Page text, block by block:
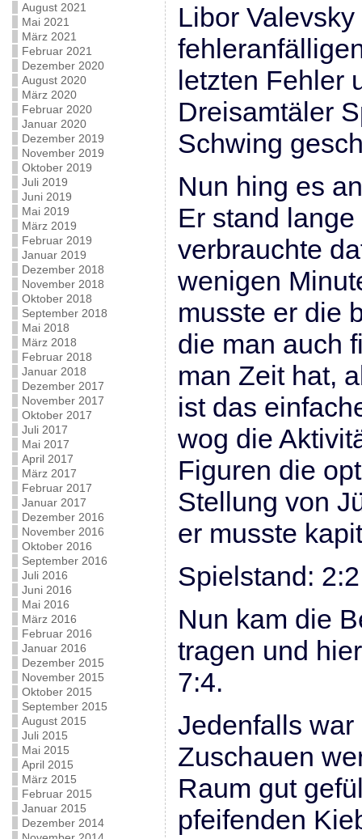
August 2021
Mai 2021
März 2021
Februar 2021
Dezember 2020
August 2020
März 2020
Februar 2020
Januar 2020
Dezember 2019
November 2019
Oktober 2019
Juli 2019
Juni 2019
Mai 2019
März 2019
Februar 2019
Januar 2019
Dezember 2018
November 2018
Oktober 2018
September 2018
Mai 2018
März 2018
Februar 2018
Januar 2018
Dezember 2017
November 2017
Oktober 2017
Juli 2017
Mai 2017
April 2017
März 2017
Februar 2017
Januar 2017
Dezember 2016
November 2016
Oktober 2016
September 2016
Juli 2016
Juni 2016
Mai 2016
März 2016
Februar 2016
Januar 2016
Dezember 2015
November 2015
Oktober 2015
September 2015
August 2015
Juli 2015
Mai 2015
April 2015
März 2015
Februar 2015
Januar 2015
Dezember 2014
Libor
letzten Fehler
Dreisamtäler
Schwing
Nun hing es
Er stand
verbrauchte
wenigen
musste er die
die man auch
man Zeit hat,
ist das
wog die
Figuren die
Stellung von
er musste
Spielstand: 2:2
Nun kam die
tragen und
7:4.
Jedenfalls
Zuschauen
Raum gut
pfeifenden